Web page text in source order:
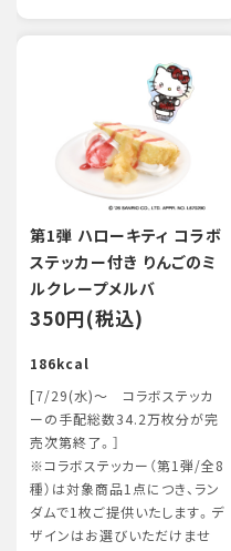
第1弾 ハローキティ コラボ
ステッカー付き りんごのミ
ルクレープメルバ
350円(税込)
186kcal
[7/29(水)～ コラボステッカ
ーの手配総数34.2万枚分が完
売次第終了。］
※コラボステッカー（第1弾/全8
種）は対象商品1点につき、ラン
ダムで1枚ご提供いたします。デ
ザインはお選びいただけませ